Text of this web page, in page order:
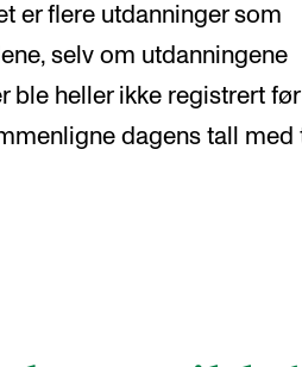
er flere utdanninger som
selv om utdanningene
ble heller ikke registrert før
dagens tall med